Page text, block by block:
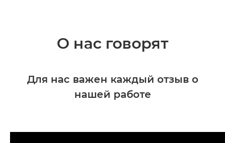
О нас говорят
Для нас важен каждый отзыв о
нашей работе